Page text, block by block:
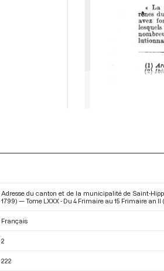
Adresse du canton et de la municipalité de Saint-
1799) — Tome LXXX - Du 4 Frimaire au 15 Frimaire an
Français
2
222